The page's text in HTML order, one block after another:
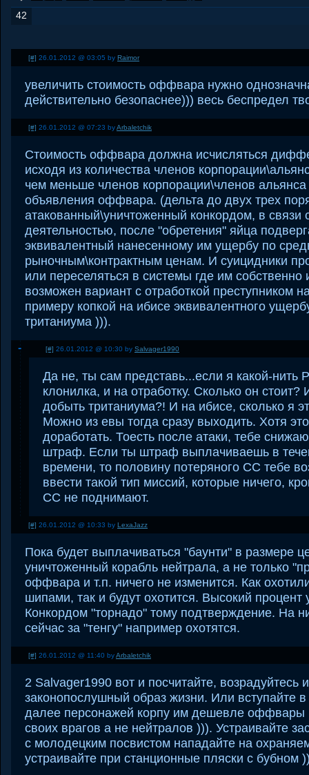
42
[#] 26.01.2012 @ 03:05 by Raimor
увеличить стоимость оффвара нужно
действительно безопаснее))) весь беспредел
[#] 26.01.2012 @ 07:23 byArbaletchik
Стоимость оффвара должна исчисляться
исходя из количества членов
чем меньше членов корпорации\членов
объявления оффвара. (дельта до двух трех
атакованный\уничтоженный конкордом, в связи
деятельностью, после "обретения" яйца
эквивалентный нанесенному им ущербу по
рыночным\контрактным ценам. И суицидники
или переселяться в системы где им собственно
возможен вариант с отработкой преступником
примеру копкой на ибисе эквивалентного
тританиума ))).
[#] 26.01.2012 @ 10:30 by Salvager1990
Да не, ты сам представь...если я какой-нить
клонилка, и на отработку. Сколько он стоит?
добыть тританиума?! И на ибисе, сколько я
Можно из евы тогда сразу выходить. Хотя
доработать. Тоесть после атаки, тебе
штраф. Если ты штраф выплачиваешь в
времени, то половину потеряного СС тебе
ввести такой тип миссий, которые ничего,
СС не поднимают.
[#] 26.01.2012 @ 10:33 by LexaJazz
Пока будет выплачиваться "баунти" в размере
уничтоженный корабль нейтрала, а не только
оффвара и т.п. ничего не изменится. Как
шипами, так и будут охотится. Высокий процент
Конкордом "торнадо" тому подтверждение. На
сейчас за "тенгу" например охотятся.
[#] 26.01.2012 @ 11:40 byArbaletchik
2 Salvager1990 вот и посчитайте, возрадуйтесь
законопослушный образ жизни. Или вступайте
далее персонажей корпу им дешевле оффвары
своих врагов а не нейтралов ))). Устраивайте
с молодецким посвистом нападайте на
устраивайте при станционные пляски с бубном